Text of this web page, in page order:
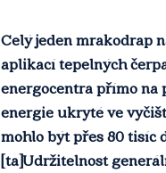
Celý jeden mrakodrap
aplikací tepelných
energocentra přímo na
energie ukryté ve
mohlo být přes 80 tisíc
[ta]Udržitelnost